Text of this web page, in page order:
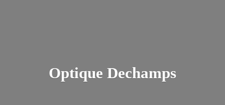
Optique Dechamps